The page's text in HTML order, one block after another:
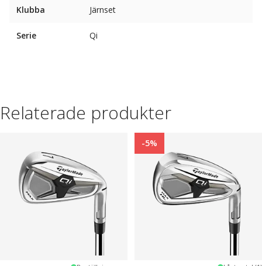
Klubba Järnset
Serie Qi
Relaterade produkter
-5%